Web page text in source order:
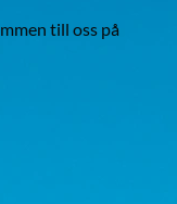
till oss på